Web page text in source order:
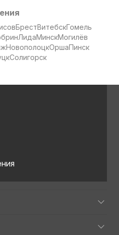
БрестВитебскГомель
ЛидаМинскМогилёв
НовополоцкОршаПинск
Солигорск